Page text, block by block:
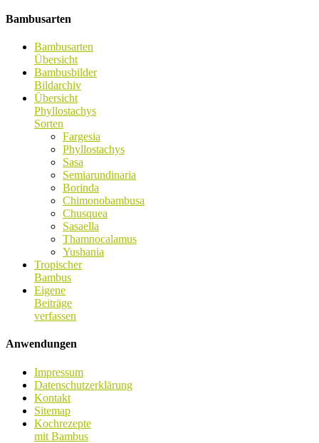
Bambusarten
Bambusarten
Übersicht
Bambusbilder
Bildarchiv
Übersicht
Phyllostachys
Sorten
Fargesia
Phyllostachys
Sasa
Semiarundinaria
Borinda
Chimonobambusa
Chusquea
Sasaella
Thamnocalamus
Yushania
Tropischer
Bambus
Eigene
Beiträge
verfassen
Anwendungen
Impressum
Datenschutzerklärung
Kontakt
Sitemap
Kochrezepte
mit Bambus